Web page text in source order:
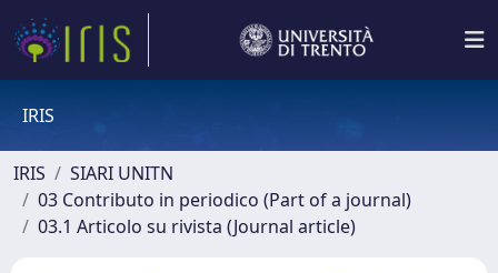
IRIS
IRIS
SIARI UNITN
03 Contributo in periodico (Part of a journal)
03.1 Articolo su rivista (Journal article)